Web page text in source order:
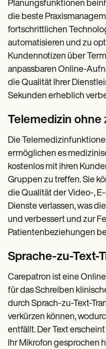
Planungsfunktionen
die beste
fortschrittlichen
automatisieren und zu
Kundennotizen über
anpassbaren Online-
die Qualität Ihrer
Sekunden erheblich
Telemedizin ohne
Die
ermöglichen es
kostenlos mit ihren
Gruppen zu treffen. Sie
die Qualität der Video-,
Dienste verlassen, was
und verbessert und zur
Patientenbeziehungen
Sprache-zu-Text-
Carepatron ist eine
für das Schreiben
durch Sprach-zu-Text-
verkürzen können,
entfällt. Der Text
Ihr Mikrofon gesprochen